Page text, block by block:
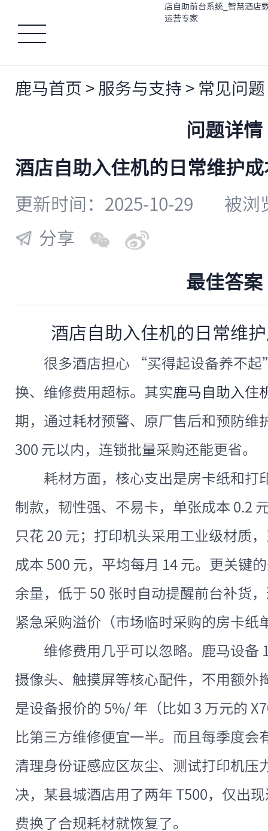
鹿马首页 > 服务与支持 > 常见问题
问题详情
酒店自助入住机的日常维护
更新时间：2025-10-29
被浏
分享
最佳答案
酒店自助入住机的日常维
很多酒店担心 “买得起设备养不
换、维修费用超标。其实鹿马自助入住
期，通过耗材预警、原厂售后和预防维
300 元以内，连锁批量采购还能更省。
耗材方面，核心支出是房卡纸和打
制款，韧性强、不易卡，单张成本 0.2
只花 20 元；打印机头采用工业级材质
成本 500 元，平均每月 14 元。更关键
余量，低于 50 张时自动提醒前台补货
紧急采购溢价（市场临时采购的房卡纸
维修费用几乎可以忽略。鹿马设备
摄像头、触摸屏等核心配件，不用额外
是设备报价的 5%/ 年（比如 3 万元的
比第三方维修便宜一半。而且每季度会
清理身份证感应区灰尘、测试打印机压
决，某县城酒店用了两年 T500，仅出
费换了合规耗材就恢复了。